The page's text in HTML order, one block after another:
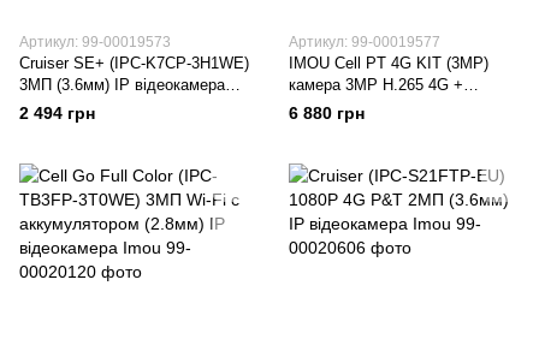
Артикул: 99-00019573
Cruiser SE+ (IPC-K7CP-3H1WE)
3МП (3.6мм) IP відеокамера
Imou
2 494 грн
Артикул: 99-00019577
IMOU Cell PT 4G KIT (3MP)
камера 3MP H.265 4G +
солнечная панель Комплект
6 880 грн